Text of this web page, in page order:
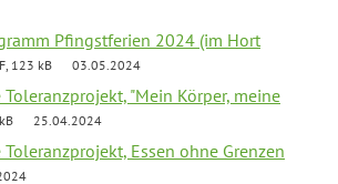
Pfingstferien 2024 (im Hort
123 kB 03.05.2024
Toleranzprojekt, "Mein Körper, meine
25.04.2024
Toleranzprojekt, Essen ohne Grenzen